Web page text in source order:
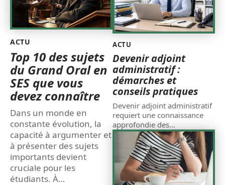
ACTU
Top 10 des sujets
du Grand Oral en
SES que vous
devez connaître
Dans un monde en
constante évolution, la
capacité à argumenter et
à présenter des sujets
importants devient
cruciale pour les
étudiants. À…
ACTU
Devenir adjoint
administratif :
démarches et
conseils pratiques
Devenir adjoint administratif
requiert une connaissance
approfondie des…